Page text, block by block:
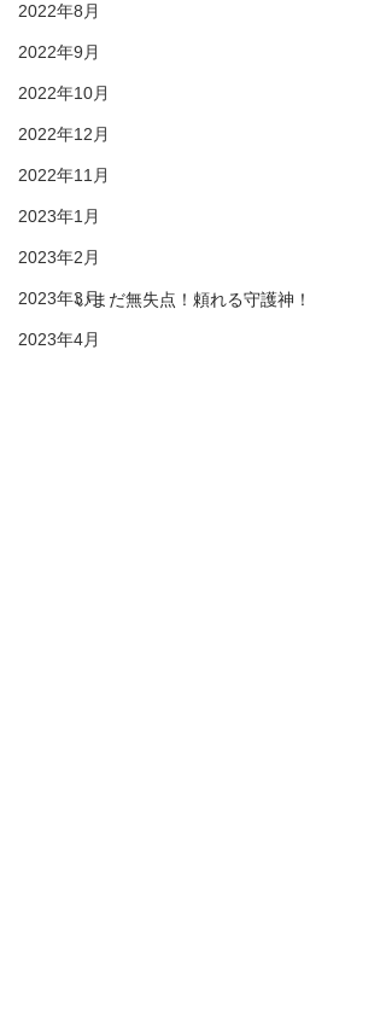
2022年8月
2022年9月
2022年10月
2022年12月
2022年11月
2023年1月
2023年2月
2023年3月
2023年4月
いまだ無失点！頼れる守護神！